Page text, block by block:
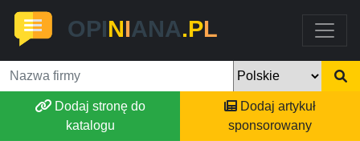
OPINIANA.PL
Dodaj stronę do
katalogu
Dodaj artykuł
sponsorowany